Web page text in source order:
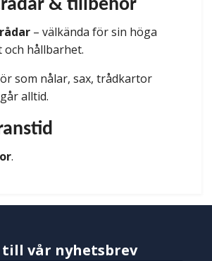
& tillbehör
– välkända för sin höga
och hållbarhet.
som nålar, sax, trådkartor
alltid.
.
vår nyhetsbrev